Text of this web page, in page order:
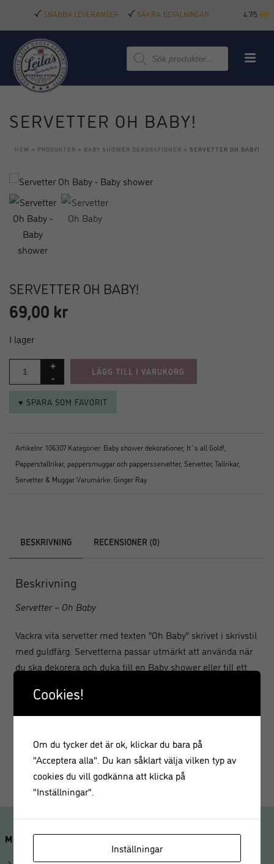
SNABBA LEVERANSER SÄKRA BETALNINGAR 4.7/5
Produktsökning
SERVETTER OH BABY!
HEM » PRODUKTER » BABY SHOWER DEKORATIONER » SERVETTER OH BABY!
SERVETTER OH BABY!
69,00 kr
I lager
LÄGG TILL I VARUKORG
♥ SPARA SOM FAVORIT
Artikelnr: 106307 Kategorier: Baby shower dekorationer, It´s all Gold!
Papperstallrikar, pappersmuggar och pappersservetter, Servetter, Tallrikar,
Servetter & MuggarVarumärke: Ginger Ray
BESKRIVNING RECENSIONER (0)
Beskrivning
Servetter – Oh Baby
Vackra vita servetter med texten “Oh Baby” skrivet i skrivstil
med guldfärg. Servetterna passar utmärkt att använda när
du ska dekorera och duka till en Baby shower eller till ett
från Oh baby serien!
Material: Papper
Storlek: 16,5 cm vikta
MINA SIDOR
Cookies!
Om du tycker det är ok, klickar du bara på
"Acceptera alla". Du kan såklart välja vilken typ av
cookies du vill godkänna att klicka på
"Inställningar".
Inställningar